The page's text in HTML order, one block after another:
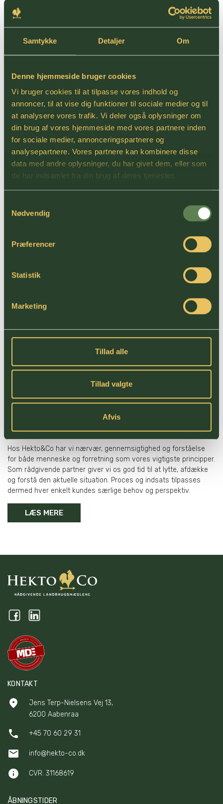
Samtykke Detaljer Om
Denne hjemmeside bruger cookies
Vi bruger cookies til at tilpasse vores indhold og
annoncer, til at vise dig funktioner til sociale medier og til
at analysere vores trafik. Vi deler også oplysninger om
din brug af vores hjemmeside med vores partnere inden
for sociale medier, annonceringspartnere og
analysepartnere. Vores partnere kan kombinere disse
data med andre oplysninger, du har givet dem, eller som
de har indsamlet fra din brug af deres tjenester.
Nødvendig
Præferencer
Statistik
Marketing
Tillad alle
Tillad valgte
Afvis
Fem år med tillid, fremdrift og nye kapitler
Nyt år! Forskel på fortsat og fortsæt
DYNAMISK TRIO
Lave renter i udsigt til 2025
VI STÅR TIDLIGT OP FOR DIG
Hos Hekto&Co har vi nærvær, gennemsigtighed og forståelse
for både menneske og forretning som vores vigtigste principper.
Som rådgivende partner giver vi os god tid til at lytte, afdække
og forstå den aktuelle situation. Proces og indsats tilpasses
dermed hver enkelt kundes særlige behov og perspektiv.
LÆS MERE
KONTAKT
Jens Terp-Nielsens Vej 13,
6200 Aabenraa
+45 70 60 29 31
info@hekto-co.dk
CVR: 31168619
ÅBNINGSTIDER